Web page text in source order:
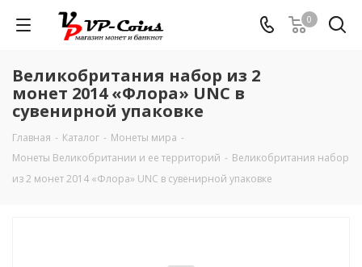
0
Великобритания набор из 2
монет 2014 «Флора» UNC в
сувенирной упаковке
Главная - Каталог - Монеты мира -
Монеты Великобритании и ее территорий - Великобритания набор
из 2 монет 2014 «Флора» UNC в сувенирной упаковке